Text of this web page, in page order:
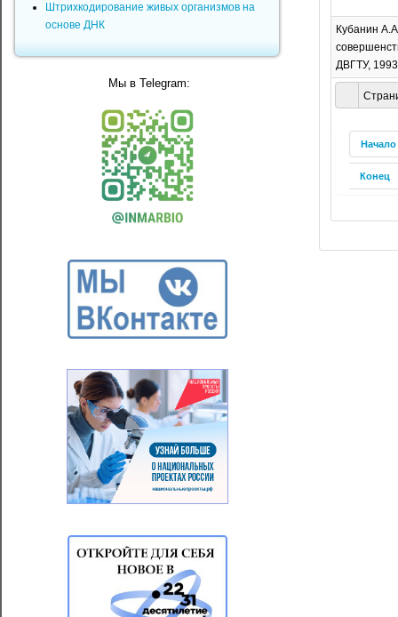
Начало
Конец
Кубанин
ДВГТУ,
Штрихкодирование живых организмов на
основе ДНК
Мы в Telegram: